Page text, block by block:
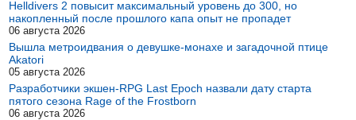
Helldivers 2 повысит максимальный уровень до 300, но
накопленный после прошлого капа опыт не пропадет
06 августа 2026
Вышла метроидвания о девушке-монахе и загадочной птице
Akatori
05 августа 2026
Разработчики экшен-RPG Last Epoch назвали дату старта
пятого сезона Rage of the Frostborn
06 августа 2026